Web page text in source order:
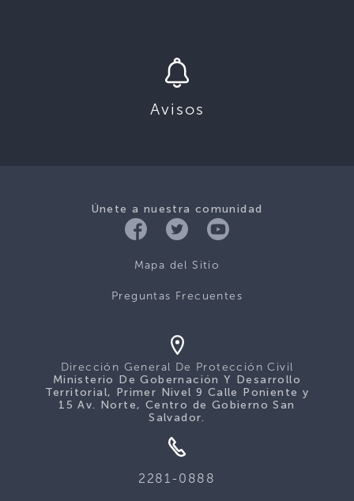
Avisos
Únete a nuestra comunidad
Mapa del Sitio
Preguntas Frecuentes
Dirección General De Protección Civil
Ministerio De Gobernación Y Desarrollo
Territorial, Primer Nivel 9 Calle Poniente y
15 Av. Norte, Centro de Gobierno San
Salvador.
2281-0888